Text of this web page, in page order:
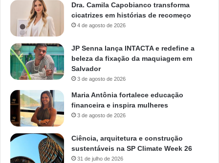
Dra. Camila Capobianco transforma
cicatrizes em histórias de recomeço
4 de agosto de 2026
JP Senna lança INTACTA e redefine a
beleza da fixação da maquiagem em
Salvador
3 de agosto de 2026
Maria Antônia fortalece educação
financeira e inspira mulheres
3 de agosto de 2026
Ciência, arquitetura e construção
sustentáveis na SP Climate Week 26
31 de julho de 2026